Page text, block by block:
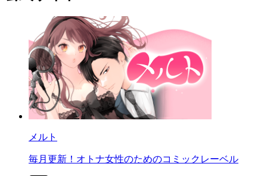
メルト
毎月更新！オトナ女性のためのコミックレーベル